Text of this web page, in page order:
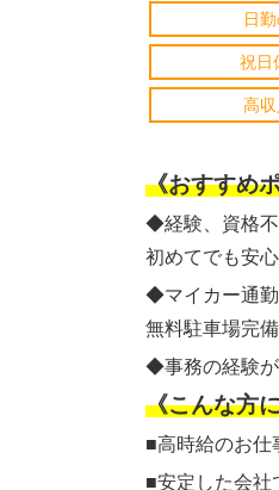
日
祝日
高
《おすすめ
◆経験、資格不
初めてでも安
◆マイカー通勤
無料駐車場完
◆事務の経験が
《こんな方
■高時給のお
■安定した会